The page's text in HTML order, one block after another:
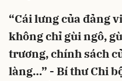
“Cái lưng của đảng
không chỉ gùi ngô,
trương, chính sách
làng…” - Bí thư Chi